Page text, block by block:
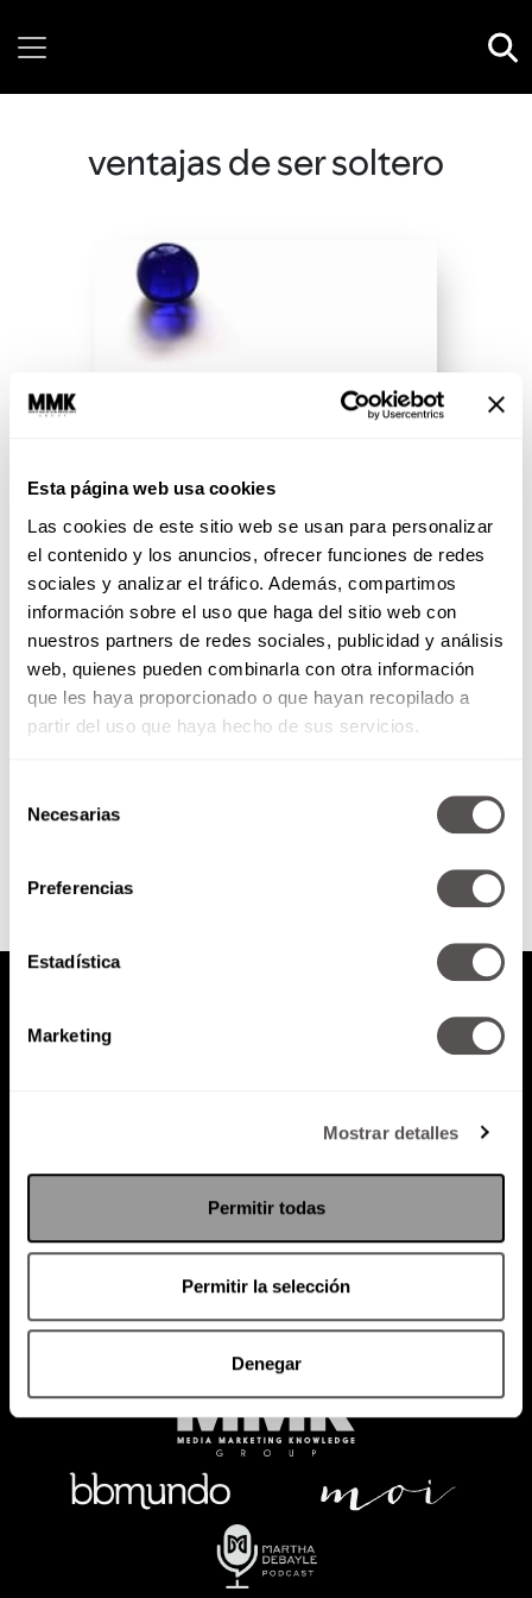
Esta página web usa cookies
Las cookies de este sitio web se usan para personalizar
el contenido y los anuncios, ofrecer funciones de redes
sociales y analizar el tráfico. Además, compartimos
información sobre el uso que haga del sitio web con
nuestros partners de redes sociales, publicidad y análisis
web, quienes pueden combinarla con otra información
que les haya proporcionado o que hayan recopilado a
partir del uso que haya hecho de sus servicios.
Necesarias
Preferencias
Estadística
Marketing
Mostrar detalles
Permitir todas
Permitir la selección
Denegar
ventajas de ser soltero
Ser soltero tiene GRANDES
ventajas
La soltería se convertirá en tu
mejor aliado para conocerte y ser
feliz. ¡Sólo necesitas de ti!
Política de Privacidad
PODCAST RADIO MARTHA EVENTOS
SACA TU ID